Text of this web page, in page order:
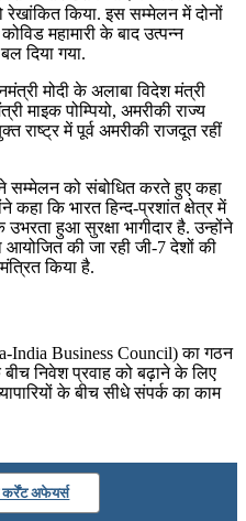
किया. इस सम्‍मेलन में दोनों
महामारी के बाद उत्‍पन्‍न
दिया गया.
मोदी के अलाबा विदेश मंत्री
माइक पोम्पियो, अमरीकी राज्‍य
राष्‍ट्र में पूर्व अमरीकी राजदूत रहीं
ने सम्‍मेलन को संबोधित करते हुए कहा
कहा कि भारत हिन्‍द-प्रशांत क्षेत्र में
हुआ सुरक्षा भागीदार है. उन्होंने
आयोजित की जा रही जी-7 देशों की
किया है.
India Business Council) का गठन
निवेश प्रवाह को बढ़ाने के लिए
के बीच सीधे संपर्क का काम
अफेयर्स